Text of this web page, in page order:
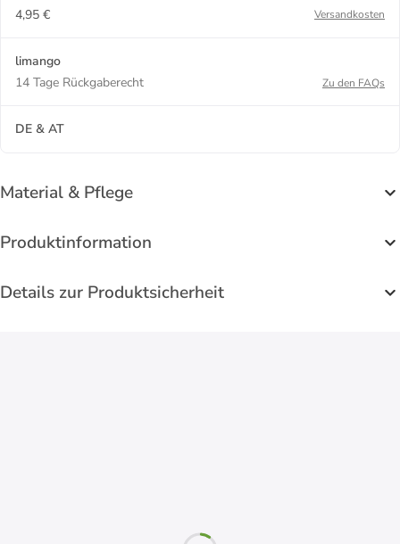
4,95 €
Versandkosten
limango
14 Tage Rückgaberecht
Zu den FAQs
DE & AT
Material & Pflege
Produktinformation
Details zur Produktsicherheit